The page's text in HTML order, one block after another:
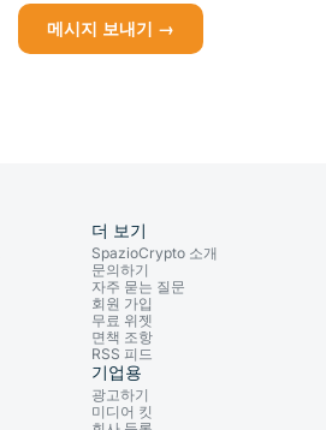
메시지 보내기 →
더 보기
SpazioCrypto 소개
문의하기
자주 묻는 질문
회원 가입
무료 위젯
면책 조항
RSS 피드
기업용
광고하기
미디어 킷